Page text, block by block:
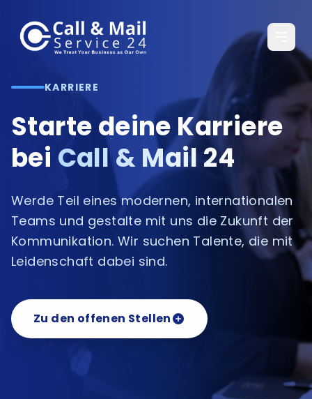
KARRIERE
Starte deine Karriere
bei Call & Mail 24
Werde Teil eines modernen, internationalen
Teams und gestalte mit uns die Zukunft der
Kommunikation. Wir suchen Talente, die mit
Leidenschaft dabei sind.
Zu den offenen Stellen